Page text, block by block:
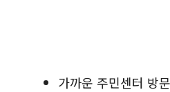
가까운 주민센터 방